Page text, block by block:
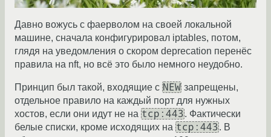
Давно вожусь с фаерволом на своей локальной
машине, сначала конфигурировал iptables, потом,
глядя на уведомления о скором deprecation перенёс
правила на nft, но всё это было немного неудобно.
Принцип был такой, входящие с NEW запрещены,
отдельное правило на каждый порт для нужных
хостов, если они идут не на tcp:443. Фактически
белые списки, кроме исходящих на tcp:443. В